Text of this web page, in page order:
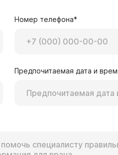
Номер телефона*
Предпочитаемая дата и